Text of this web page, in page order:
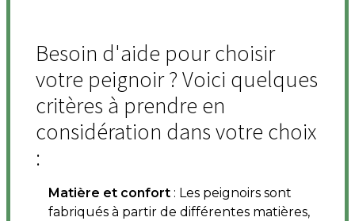
Besoin d'aide pour choisir
votre peignoir ? Voici quelques
critères à prendre en
considération dans votre choix
:
Matière et confort : Les peignoirs sont
fabriqués à partir de différentes matières,